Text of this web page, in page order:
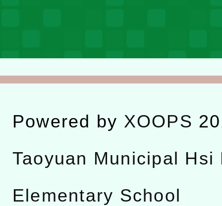
Powered by XOOPS
Taoyuan Municipal Hsi
Elementary School